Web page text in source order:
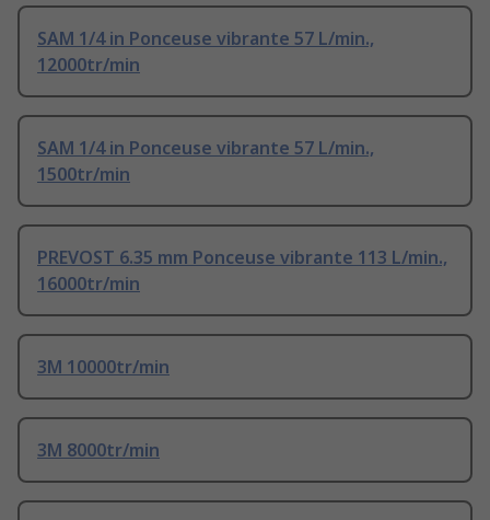
SAM 1/4 in Ponceuse vibrante 57 L/min.,
12000tr/min
SAM 1/4 in Ponceuse vibrante 57 L/min.,
1500tr/min
PREVOST 6.35 mm Ponceuse vibrante 113 L/min.,
16000tr/min
3M 10000tr/min
3M 8000tr/min